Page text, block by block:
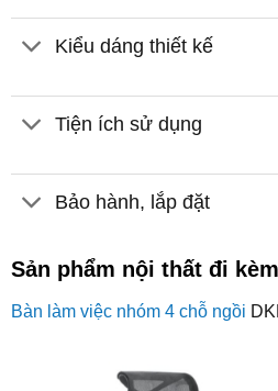
Kiểu dáng thiết kế
Tiện ích sử dụng
Bảo hành, lắp đặt
Sản phẩm nội thất đi kèm
Bàn làm việc nhóm 4 chỗ ngồi